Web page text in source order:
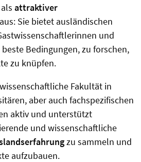
attraktiver
aus: Sie bietet ausländischen
und
Bedingungen, zu forschen,
zu knüpfen.
Fakultät in
aber auch fachspezifischen
aktiv und unterstützt
und wissenschaftliche
zu sammeln und
aufzubauen.